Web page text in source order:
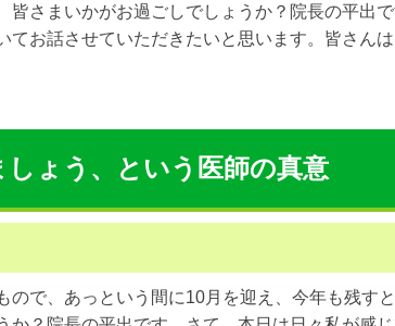
皆さまいかがお過ごしでしょうか？院長の平出
てお話させていただきたいと思います。皆さん
ょう、という医師の真意
ので、あっという間に10月を迎え、今年も残す